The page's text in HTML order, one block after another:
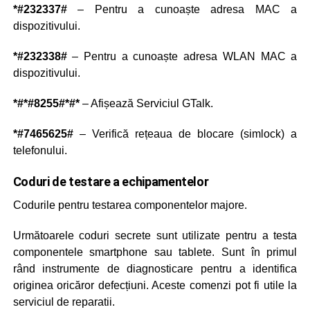
*#232337#– Pentru a cunoaște adresa MAC a
dispozitivului.
*#232338#– Pentru a cunoaște adresa WLAN MAC a
dispozitivului.
*#*#8255#*#*– Afișează Serviciul GTalk.
*#7465625#– Verifică rețeaua de blocare (simlock) a
telefonului.
Coduri de testare a echipamentelor
Codurile pentru testarea componentelor majore.
Următoarele coduri secrete sunt utilizate pentru a testa
componentele smartphone sau tablete. Sunt în primul
rând instrumente de diagnosticare pentru a identifica
originea oricăror defecțiuni. Aceste comenzi pot fi utile la
serviciul de reparatii.